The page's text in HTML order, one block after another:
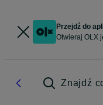
Przejdź do
Otwieraj OLX
Znajdź